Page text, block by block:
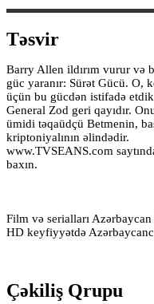
Təsvir
Barry Allen ildırım vurur və
güc yaranır: Sürət Gücü. O,
üçün bu gücdən istifadə
General Zod geri qayıdır.
ümidi təqaüdçü Betmenin,
kriptoniyalının əlindədir.
www.TVSEANS.com
baxın.
Film və serialları
HD keyfiyyətdə
Çəkiliş Qrupu